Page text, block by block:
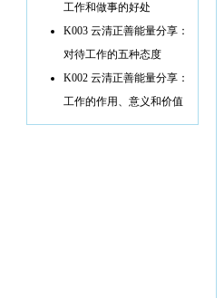
工作和做事的好处
K003 云清正善能量分享：
对待工作的五种态度
K002 云清正善能量分享：
工作的作用、意义和价值